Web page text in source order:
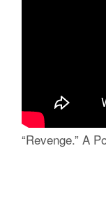
“Revenge.” A